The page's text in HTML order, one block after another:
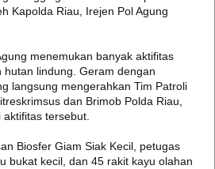
Kapolda Riau, Irejen Pol Agung
menemukan banyak aktifitas
hutan lindung. Geram dengan
langsung mengerahkan Tim Patroli
dan Brimob Polda Riau,
tersebut.
Biosfer Giam Siak Kecil, petugas
bukat kecil, dan 45 rakit kayu olahan